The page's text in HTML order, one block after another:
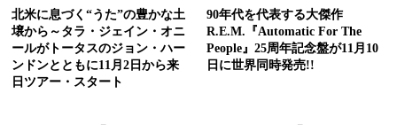
北米に息づく“うた”の豊かな土
壌から～タラ・ジェイン・オニ
ールがトータスのジョン・ハー
ンドンとともに11月2日から来
日ツアー・スタート
90年代を代表する大傑作
R.E.M.『Automatic For The
People』25周年記念盤が11月10
日に世界同時発売!!